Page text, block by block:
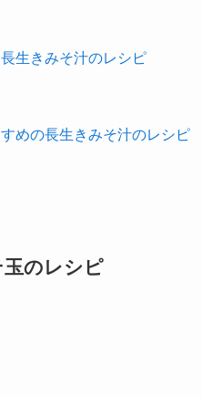
生きみそ汁のレシピ
めの長生きみそ汁のレシピ
のレシピ